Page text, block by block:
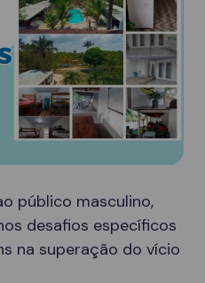
público masculino,
desafios específicos
na superação do vício